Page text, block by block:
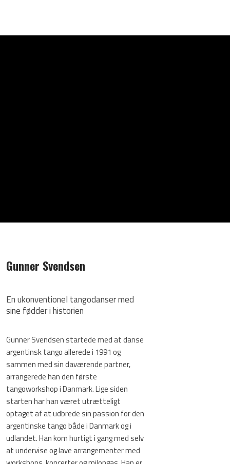
Gunner Svendsen
En ukonventionel tangodanser med
sine fødder i historien
Gunner Svendsen startede med at danse
argentinsk tango allerede i 1991 og
sammen med sin daværende partner, ​
arrangerede han den første
tangoworkshop i Danmark. Lige siden
starten har han været utrætteligt
optaget af at udbrede sin passion for den
argentinske tango både i Danmark og i
udlandet. Han kom hurtigt i gang med selv
at undervise og lave arrangementer med